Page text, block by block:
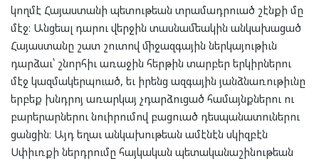
կողմէ Հայաստանի պետութեան տրամադրուած շէնքի մը
մէջ։ Անցեալ դարու վերջին տասնամեակին անկախացած
Հայաստանը շատ շուտով միջազգային ներկայութիւն
դարձաւ՝ շնորհիւ առաջին հերթին տարբեր երկիրներու
մէջ կազմակերպուած, եւ իրենց ազգային յանձնառութիւնը
երբեք խնդրոյ առարկայ չդարձուցած համայնքներու ու
բարերարներու նուիրումով բացուած դեսպանատուներու
ցանցին։ Այդ եղաւ անկախութեան ամէնէն սկիզբէն
Սփիւռքի ներդրումը հայկական պետականաշինութեան